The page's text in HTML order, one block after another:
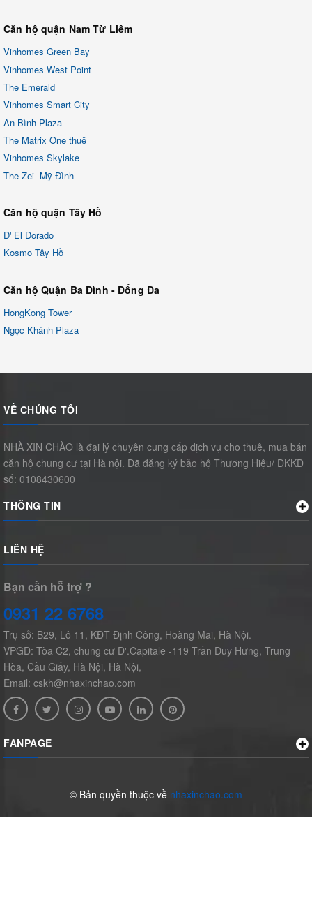
Căn hộ quận Nam Từ Liêm
Vinhomes Green Bay
Vinhomes West Point
The Emerald
Vinhomes Smart City
An Bình Plaza
The Matrix One thuê
Vinhomes Skylake
The Zei- Mỹ Đình
Căn hộ quận Tây Hồ
D' El Dorado
Kosmo Tây Hồ
Căn hộ Quận Ba Đình - Đống Đa
HongKong Tower
Ngọc Khánh Plaza
VỀ CHÚNG TÔI
NHÀ XIN CHÀO là đại lý chuyên cung cấp dịch vụ cho thuê, mua bán
căn hộ chung cư tại Hà nội. Đã đăng ký bảo hộ Thương Hiệu/ ĐKKD
số: 0108430600
THÔNG TIN
LIÊN HỆ
Bạn cần hỗ trợ ?
0931 22 6768
Trụ sở: B29, Lô 11, KĐT Định Công, Hoàng Mai, Hà Nội.
VPGD: Tòa C2, chung cư D'.Capitale -119 Trần Duy Hưng, Trung
Hòa, Cầu Giấy, Hà Nội, Hà Nội,
Email: cskh@nhaxinchao.com
FANPAGE
© Bản quyền thuộc về nhaxinchao.com